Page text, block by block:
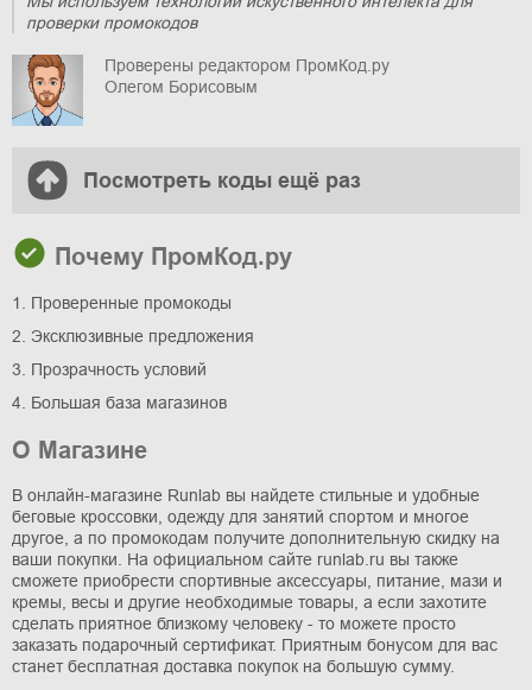
проверки промокодов
Проверены редактором ПромКод.ру
Олегом Борисовым
Посмотреть коды ещё раз
Почему ПромКод.ру
1. Проверенные промокоды
2. Эксклюзивные предложения
3. Прозрачность условий
4. Большая база магазинов
О Магазине
В онлайн-магазине Runlab вы найдете стильные и удобные
беговые кроссовки, одежду для занятий спортом и многое
другое, а по промокодам получите дополнительную скидку на
ваши покупки. На официальном сайте runlab.ru вы также
сможете приобрести спортивные аксессуары, питание, мази и
кремы, весы и другие необходимые товары, а если захотите
сделать приятное близкому человеку - то можете просто
заказать подарочный сертификат. Приятным бонусом для вас
станет бесплатная доставка покупок на большую сумму.